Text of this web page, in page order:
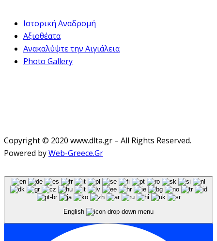
Ιστορική Αναδρομή
Αξιοθέατα
Ανακαλύψτε την Αιγιάλεια
Photo Gallery
Copyright © 2020 www.dlta.gr – All Rights Reserved.
Powered byWeb-Greece.Gr
English